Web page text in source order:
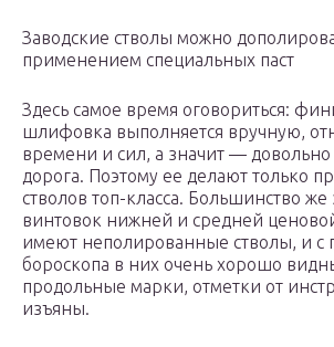
Заводские стволы можно
применением специальных паст
Здесь самое время оговориться:
шлифовка выполняется вручную,
времени и сил, а значит — довольно
дорога. Поэтому ее делают только
стволов топ-класса. Большинство же
винтовок нижней и средней
имеют неполированные стволы, и
бороскопа в них очень хорошо
продольные марки, отметки от
изъяны.